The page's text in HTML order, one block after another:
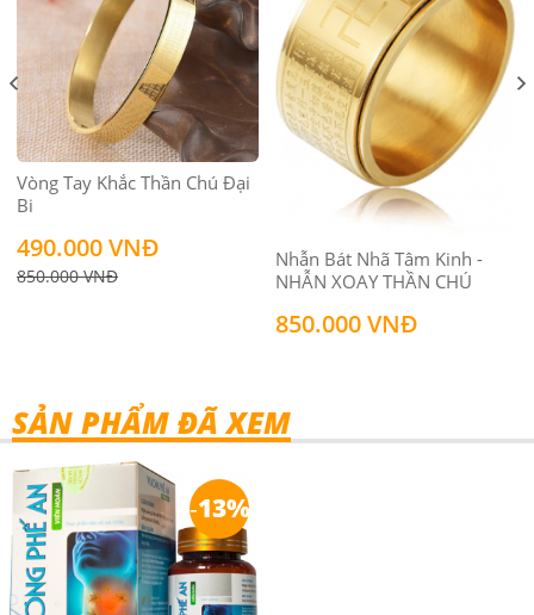
Vòng Tay Khắc Thần Chú Đại
Bi
490.000 VNĐ
850.000 VNĐ
Nhẫn Bát Nhã Tâm Kinh -
NHẪN XOAY THẦN CHÚ
850.000 VNĐ
SẢN PHẨM ĐÃ XEM
-13%